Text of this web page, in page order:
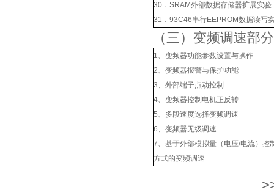
30．SRAM外部数据存储器扩展实验
31．93C46串行EEPROM数据读写
（三）变频调速部
1、变频器功能参数设置与操作
2、变频器报警与保护功能
3、外部端子点动控制
4、变频器控制电机正反转
5、多段速度选择变频调速
6、变频器无级调速
7、基于外部模拟量（电压/电流）控
方式的变频调速